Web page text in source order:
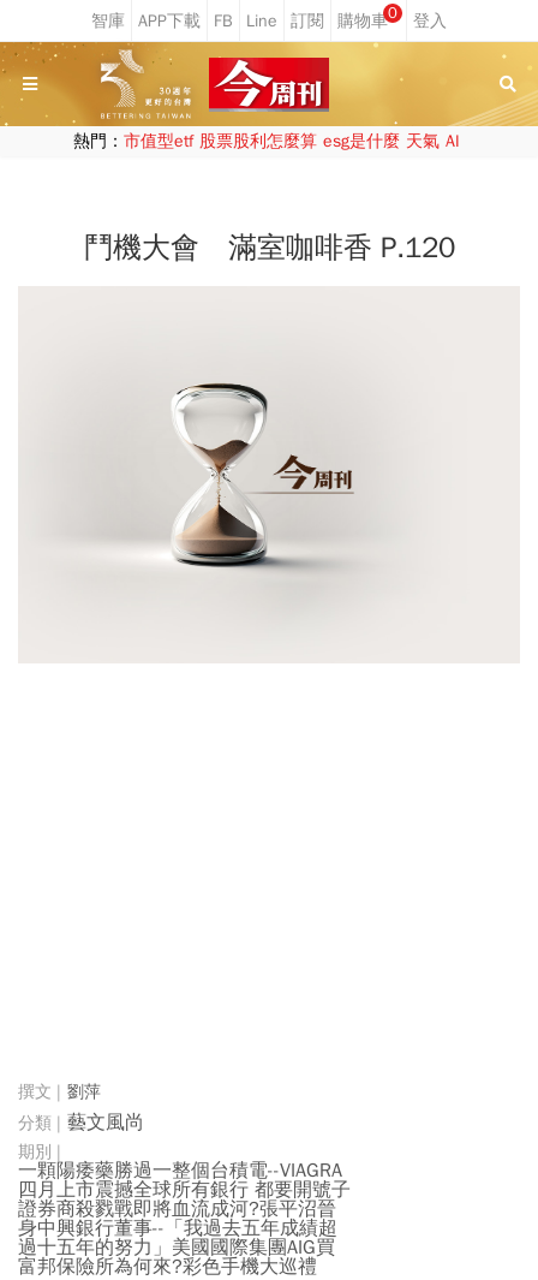
0
熱門： 市值型etf 股票股利怎麼算 esg是什麼 天氣 AI
鬥機大會 滿室咖啡香 P.120
劉萍
藝文風尚
一顆陽痿藥勝過一整個台積電--VIAGRA
四月上市震撼全球所有銀行 都要開號子
證券商殺戮戰即將血流成河?張平沼晉
身中興銀行董事--「我過去五年成績超
過十五年的努力」美國國際集團AIG買
富邦保險所為何來?彩色手機大巡禮